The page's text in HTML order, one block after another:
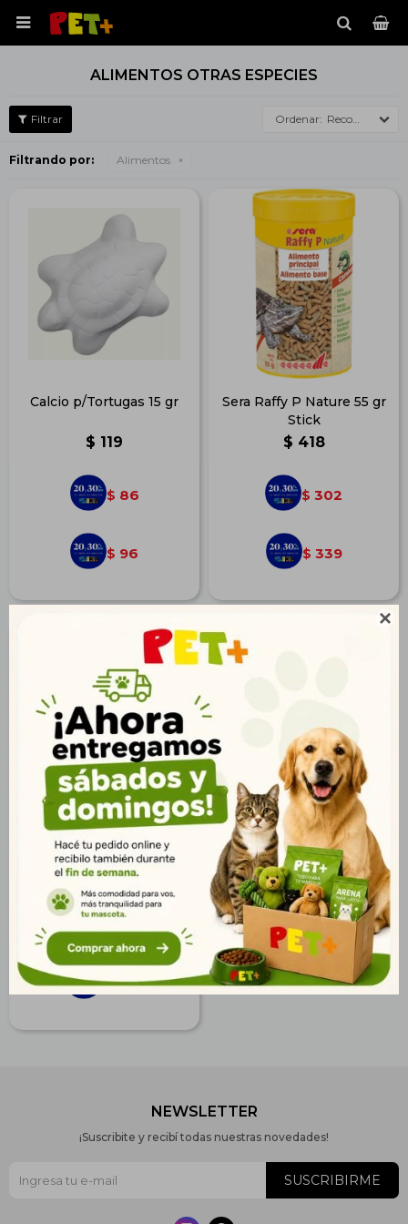


ALIMENTOS OTRAS ESPECIES
Recomendados
Filtrando por: Alimentos
Calcio p/Tortugas 15 gr
$ 119
$ 86
$ 96
Sera Raffy P Nature 55 gr
Stick
$ 418
$ 302
$ 339
Sera Raffy P Nature 22 gr
Stick
$ 250
$ 203
NEWSLETTER
¡Suscribite y recibí todas nuestras novedades!
SUSCRIBIRME